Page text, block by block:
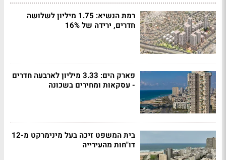
רמת הנשיא: 1.75 מיליון לשלושה
חדרים, ירידה של 16%
פארק הים: 3.33 מיליון לארבעה חדרים
- עסקאות ומחירים בשכונה
בית המשפט זיכה בעל מינימרקט מ-12
דו"חות מהעירייה